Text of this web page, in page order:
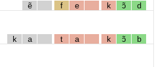
ẽ f e k ɔ̃ d
k a t a k ɔ̃ b